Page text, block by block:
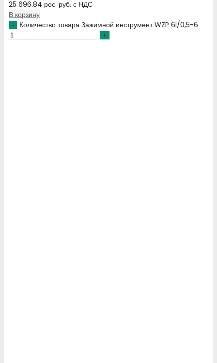
25 696.84 рос. руб. с НДС
В корзину
Количество товара Зажимной инструмент WZP 6I/0,5-6